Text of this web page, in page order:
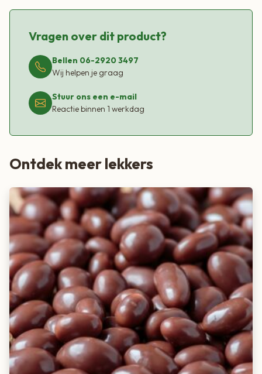
Vragen over dit product?
Bellen 06-2920 3497
Wij helpen je graag
Stuur ons een e-mail
Reactie binnen 1 werkdag
Ontdek meer lekkers